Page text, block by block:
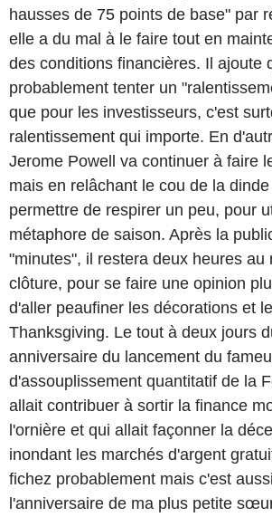
hausses de 75 points de base" par
elle a du mal à le faire tout en
des conditions financières. Il ajoute
probablement tenter un
que pour les investisseurs, c'est
ralentissement qui importe. En
Jerome Powell va continuer à faire
mais en relâchant le cou de la
permettre de respirer un peu, pour
métaphore de saison. Après la
"minutes", il restera deux heures au
clôture, pour se faire une opinion
d'aller peaufiner les décorations et
Thanksgiving. Le tout à deux jours
anniversaire du lancement du
d'assouplissement quantitatif de la
allait contribuer à sortir la finance
l'ornière et qui allait façonner la
inondant les marchés d'argent
fichez probablement mais c'est
l'anniversaire de ma plus petite